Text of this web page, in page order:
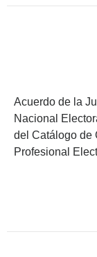
Acuerdo de la
Nacional
del Catálogo de
Profesional